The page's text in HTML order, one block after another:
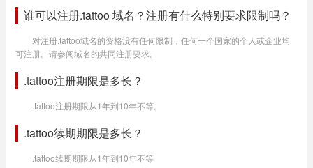
谁可以注册.tattoo 域名？注册有什么特别要求限制吗？
对注册.tattoo域名的资格没有任何限制，任何一个国家的个人或企业均
可注册。请参阅域名的共同注册要求。
.tattoo注册期限是多长？
.tattoo注册期限从1年到10年不等。
.tattoo续期期限是多长？
.tattoo续期期限从1年到10年不等